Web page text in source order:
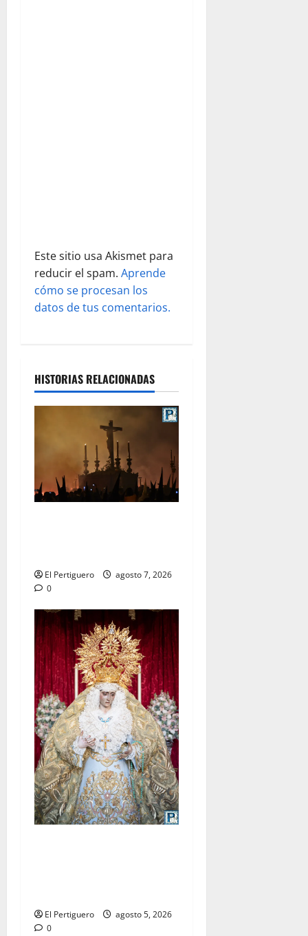
a
s
Este sitio usa Akismet para
reducir el spam. Aprende
cómo se procesan los
datos de tus comentarios.
HISTORIAS RELACIONADAS
El Pertiguero
agosto 7, 2026
0
El Pertiguero
agosto 5, 2026
0